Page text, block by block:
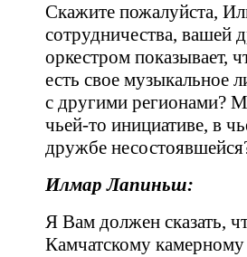
Скажите пожалуйста,
сотрудничества,
оркестром показывает,
есть свое музыкальное
с другими регионами?
чьей-то инициативе, в
дружбе
Илмар Лапиньш:
Я Вам должен сказать,
Камчатскому